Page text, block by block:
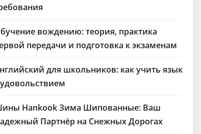
вождению: теория, практика
передачи и подготовка к экзаменам
для школьников: как учить язык
Hankook Зима Шипованные: Ваш
Партнёр на Снежных Дорогах